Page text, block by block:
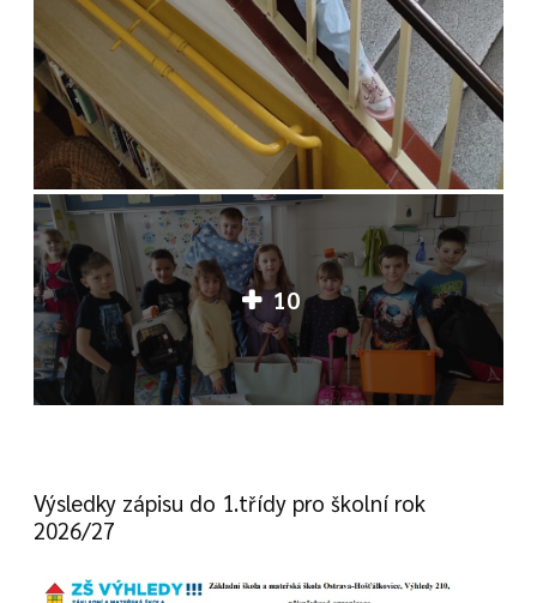
10
Výsledky zápisu do 1.třídy pro školní rok
2026/27